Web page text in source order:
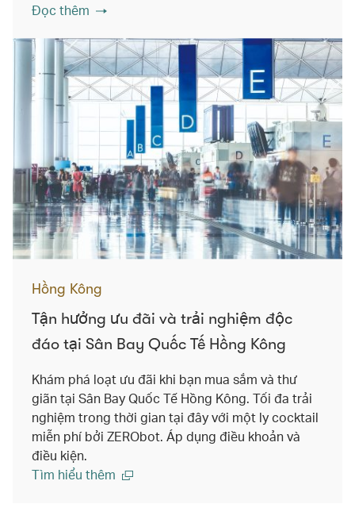
Đọc thêm
Hồng Kông
Tận hưởng ưu đãi và trải nghiệm độc
đáo tại Sân Bay Quốc Tế Hồng Kông
Khám phá loạt ưu đãi khi bạn mua sắm và thư
giãn tại Sân Bay Quốc Tế Hồng Kông. Tối đa trải
nghiệm trong thời gian tại đây với một ly cocktail
miễn phí bởi ZERObot. Áp dụng điều khoản và
điều kiện.
Tìm hiểu thêm